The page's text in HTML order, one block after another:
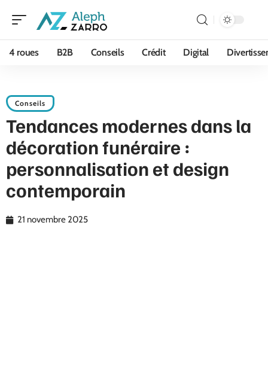
4 roues B2B Conseils Crédit Digital
Conseils
Tendances modernes dans la
décoration funéraire :
personnalisation et design
contemporain
21 novembre 2025